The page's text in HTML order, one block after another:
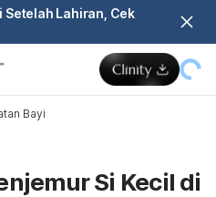
Setelah Lahiran, Cek
Bayi
Si Kecil di